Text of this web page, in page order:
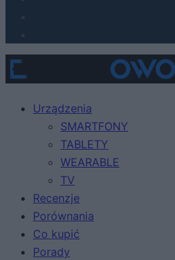
Urządzenia
SMARTFONY
TABLETY
WEARABLE
TV
Recenzje
Porównania
Co kupić
Porady